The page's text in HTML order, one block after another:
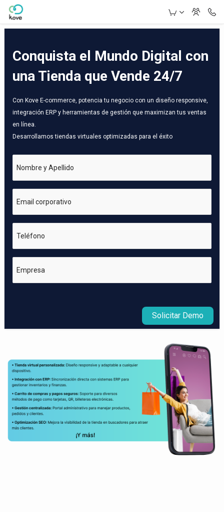
Skip to Main Content
Conquista el Mundo Digital con
una Tienda que Vende 24/7
Con Kove E-commerce, potencia tu negocio con un diseño responsive,
integración ERP y herramientas de gestión que maximizan tus ventas
en línea.
Desarrollamos tiendas virtuales optimizadas para el éxito
Nombre y Apellido
Email corporativo
Teléfono
Empresa
Solicitar Demo